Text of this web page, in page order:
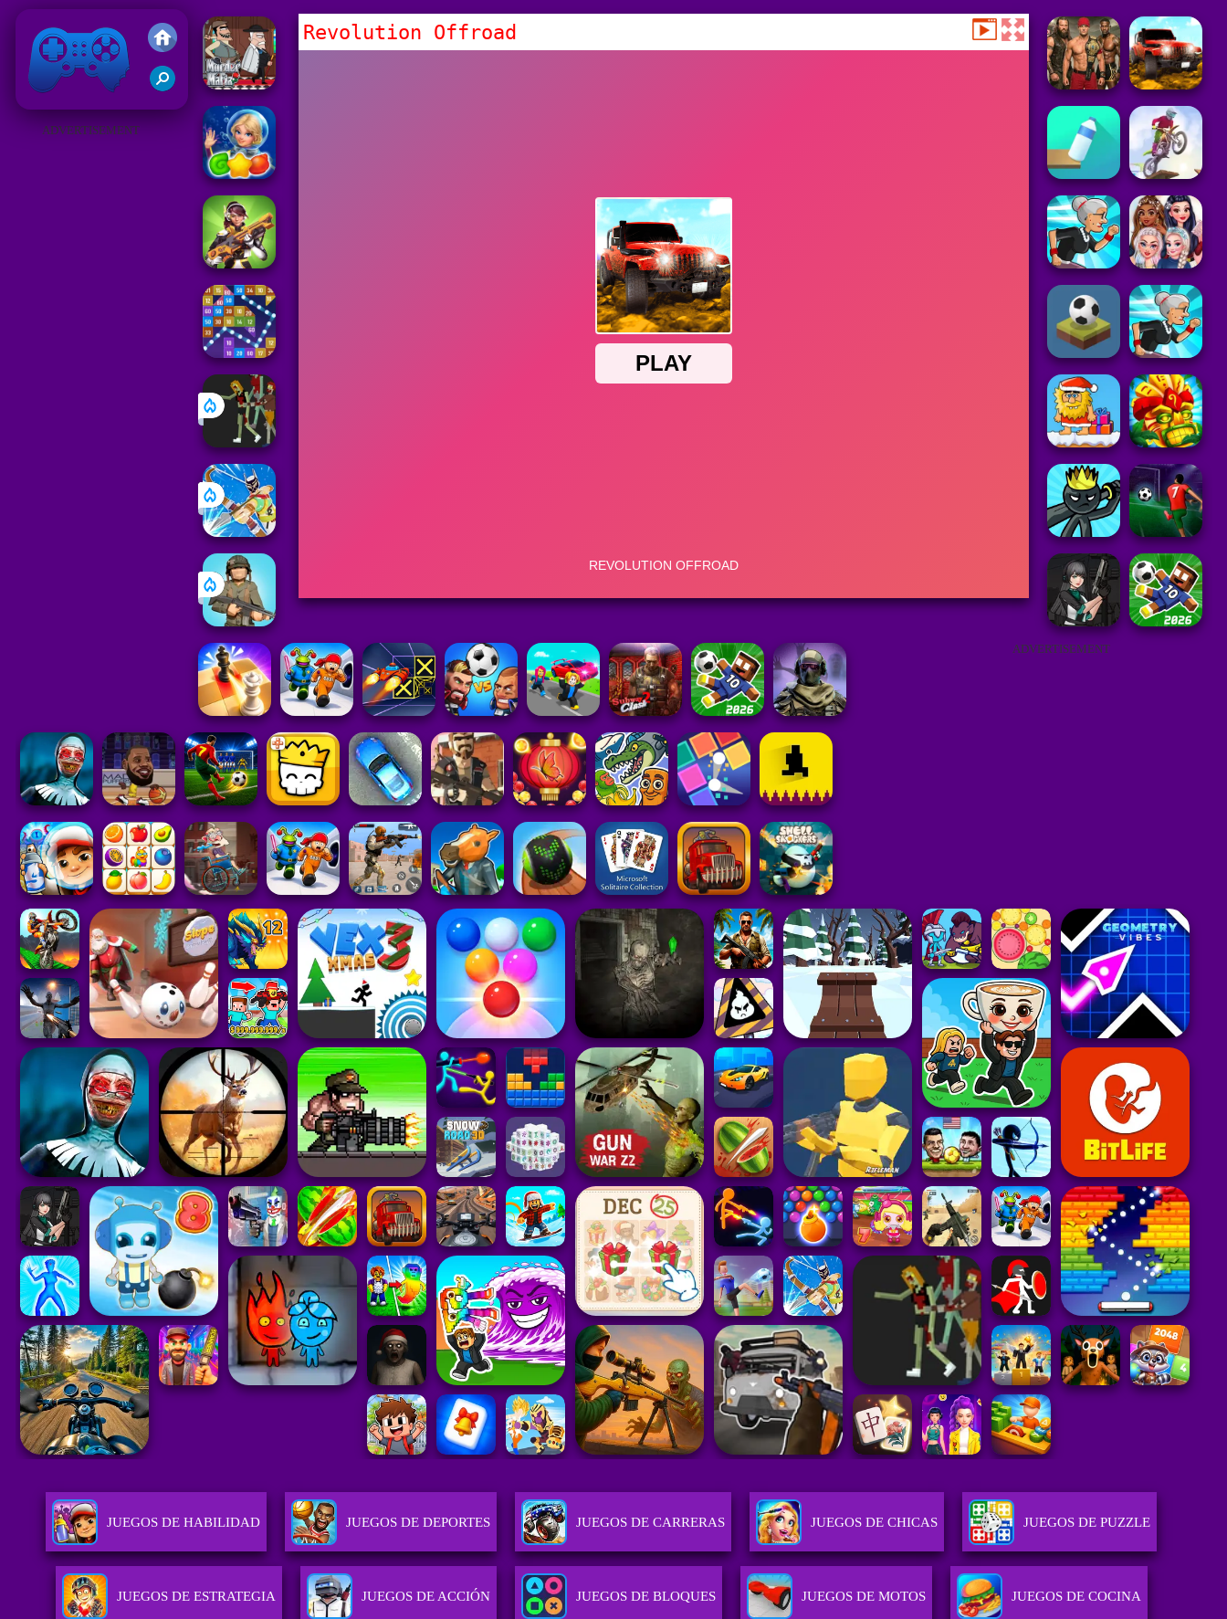
Juegos Friv 2019
ADVERTISEMENT
Revolution Offroad
ADVERTISEMENT
JUEGOS DE HABILIDAD JUEGOS DE DEPORTES JUEGOS DE CARRERAS JUEGOS DE CHICAS JUEGOS DE PUZZLE
JUEGOS DE ESTRATEGIA JUEGOS DE ACCIÓN JUEGOS DE BLOQUES JUEGOS DE MOTOS JUEGOS DE COCINA